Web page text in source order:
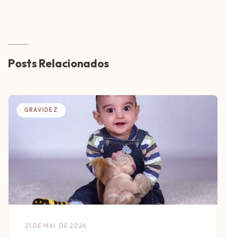
Posts Relacionados
GRAVIDEZ
21 DE MAI. DE 2026